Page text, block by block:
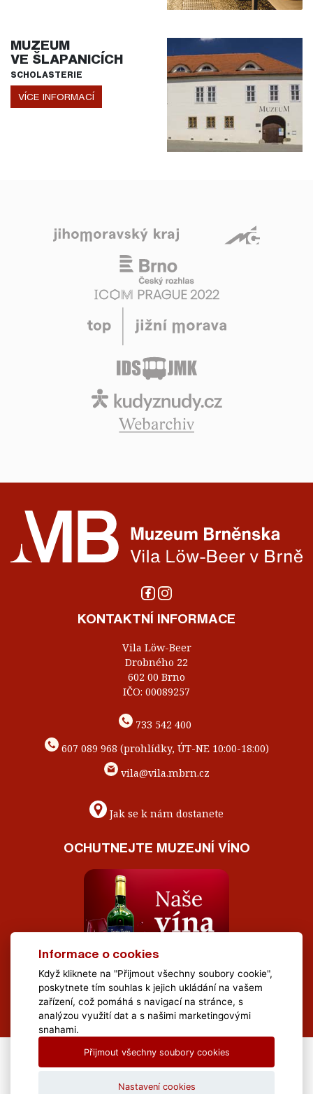
MUZEUM
VE ŠLAPANICÍCH
SCHOLASTERIE
VÍCE INFORMACÍ
KONTAKTNÍ INFORMACE
Vila Löw-Beer
Drobného 22
602 00 Brno
IČO: 00089257
733 542 400
607 089 968 (prohlídky, ÚT-NE 10:00-18:00)
vila@vila.mbrn.cz
Jak se k nám dostanete
OCHUTNEJTE MUZEJNÍ VÍNO
All Rights Reserved Muzeum Brněnska © 2020, Webdesign by
Informace o cookies
Když kliknete na "Přijmout všechny soubory cookie",
poskytnete tím souhlas k jejich ukládání na vašem
zařízení, což pomáhá s navigací na stránce, s
analýzou využití dat a s našimi marketingovými
snahami.
Přijmout všechny soubory cookies
Nastavení cookies